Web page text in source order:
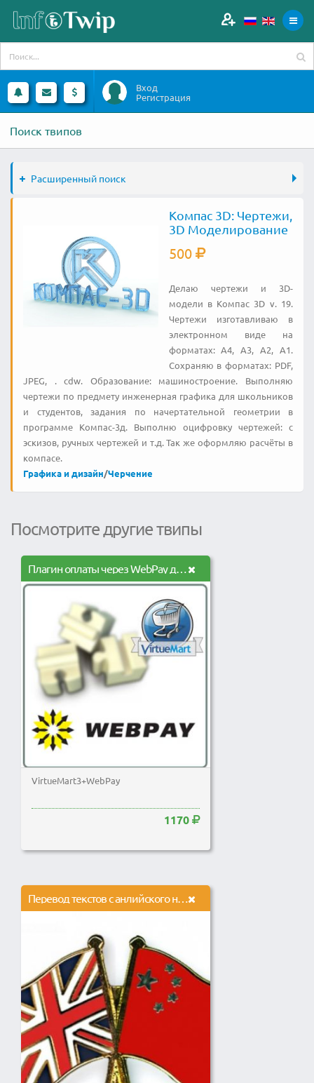
Вход
Регистрация
Поиск твипов
Расширенный поиск
Компас 3D: Чертежи,
3D Моделирование
500
Делаю чертежи и 3D-
модели в Компас 3D v. 19.
Чертежи изготавливаю в
электронном виде на
форматах: А4, А3, А2, А1.
Сохраняю в форматах: PDF,
JPEG, . cdw. Образование: машиностроение. Выполняю
чертежи по предмету инженерная графика для школьников
и студентов, задания по начертательной геометрии в
программе Компас-3д. Выполню оцифровку чертежей: c
эскизов, ручных чертежей и т.д. Так же оформляю расчёты в
компасе.
Графика и дизайн/Черчение
Посмотрите другие твипы
Плагин оплаты через WebPay для VM3
VirtueMart3+WebPay
1170
Перевод текстов с анлийского на русский и с китайского на русский